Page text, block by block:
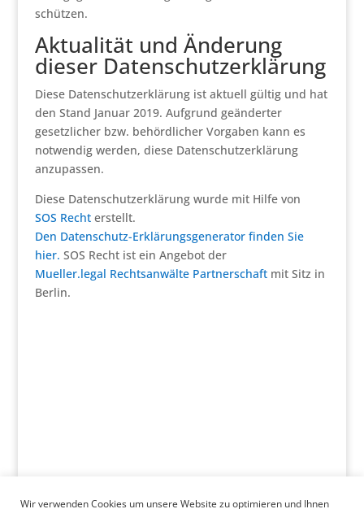
schützen.
Aktualität und Änderung
dieser Datenschutzerklärung
Diese Datenschutzerklärung ist aktuell gültig und hat
den Stand Januar 2019. Aufgrund geänderter
gesetzlicher bzw. behördlicher Vorgaben kann es
notwendig werden, diese Datenschutzerklärung
anzupassen.
Diese Datenschutzerklärung wurde mit Hilfe von
SOS Rechterstellt.
Den Datenschutz-Erklärungsgenerator finden Sie
hier. SOS Recht ist ein Angebot der
Mueller.legal Rechtsanwälte Partnerschaftmit Sitz in
Berlin.
Wir verwenden Cookies um unsere Website zu optimieren und Ihnen